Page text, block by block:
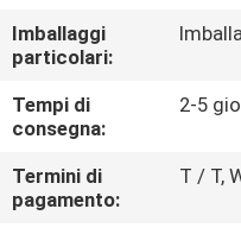
CONTROLLO
QUALITÀ
CONTATTICI
Imballaggi
particolari:
Tempi di
consegna:
2-5
Termini di
pagamento:
T / T,